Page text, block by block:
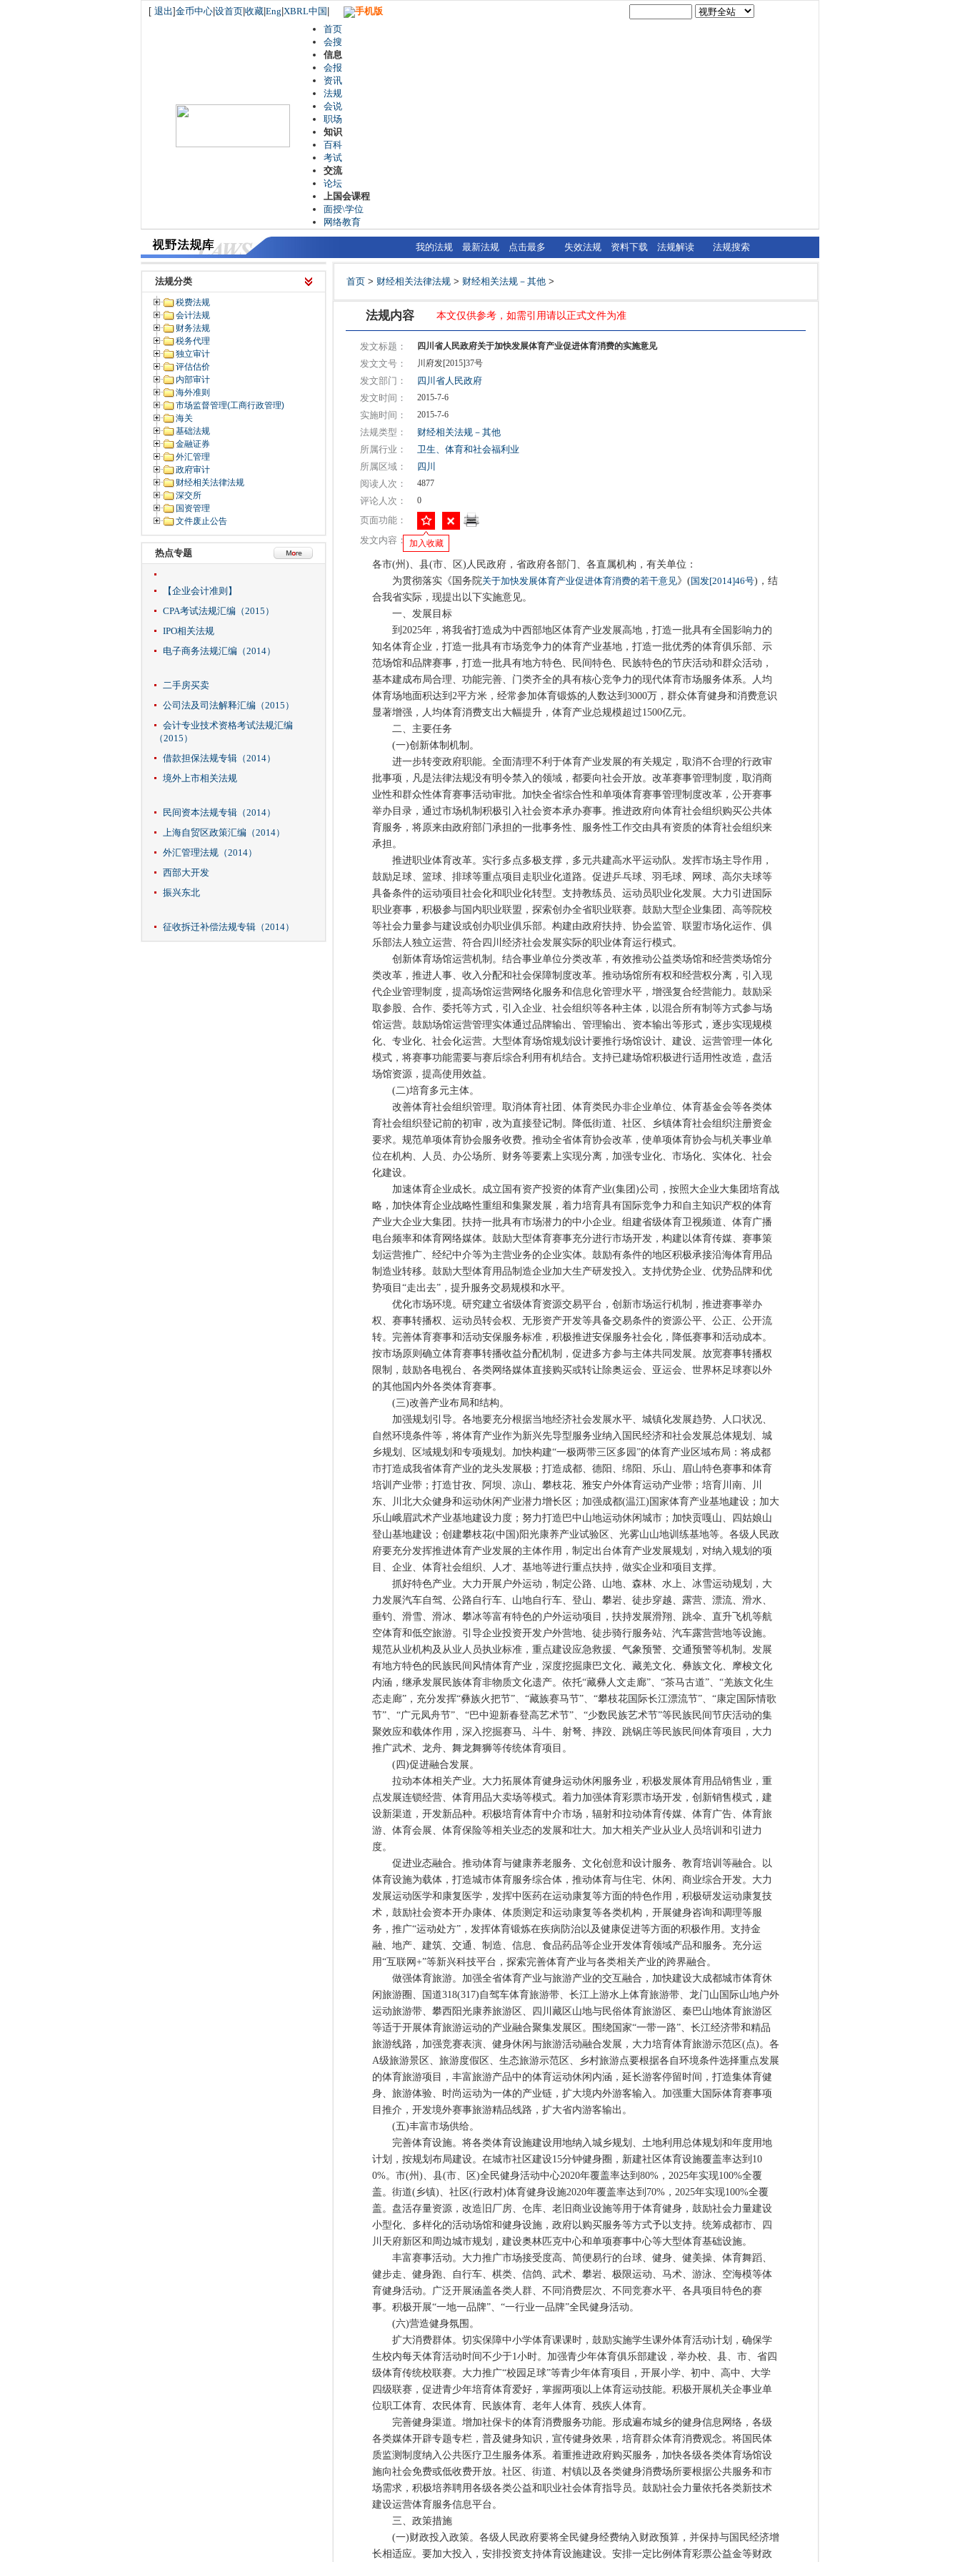
[ 退出]金币中心 设首页 收藏 Eng XBRL中国
手机版
首页
会搜
信息
会报
资讯
法规
会说
职场
知识
百科
考试
交流
论坛
上国会课程
面授\学位
网络教育
我的法规 最新法规 点击最多 失效法规 资料下载 法规解读 法规搜索
法规分类
税费法规
会计法规
财务法规
税务代理
独立审计
评估估价
内部审计
海外准则
市场监督管理(工商行政管理)
海关
基础法规
金融证券
外汇管理
政府审计
财经相关法律法规
深交所
国资管理
文件废止公告
热点专题
【企业会计准则】
CPA考试法规汇编（2015）
IPO相关法规
电子商务法规汇编（2014）
二手房买卖
公司法及司法解释汇编（2015）
会计专业技术资格考试法规汇编
（2015）
借款担保法规专辑（2014）
境外上市相关法规
民间资本法规专辑（2014）
上海自贸区政策汇编（2014）
外汇管理法规（2014）
西部大开发
振兴东北
征收拆迁补偿法规专辑（2014）
首页 > 财经相关法律法规 > 财经相关法规－其他 >
法规内容 本文仅供参考，如需引用请以正式文件为准
发文标题： 四川省人民政府关于加快发展体育产业促进体育消费的实施意见
发文文号： 川府发[2015]37号
发文部门：
四川省人民政府
发文时间：
2015-7-6
实施时间： 2015-7-6
法规类型：
财经相关法规－其他
所属行业：
卫生、体育和社会福利业
所属区域：
四川
阅读人次：
4877
评论人次： 0
页面功能：
加入收藏
发文内容：
各市(州)、县(市、区)人民政府，省政府各部门、各直属机构，有关单位：
为贯彻落实《国务院关于加快发展体育产业促进体育消费的若干意见》(国发[2014]46号)，结
合我省实际，现提出以下实施意见。
一、发展目标
到2025年，将我省打造成为中西部地区体育产业发展高地，打造一批具有全国影响力的
知名体育企业，打造一批具有市场竞争力的体育产业基地，打造一批优秀的体育俱乐部、示
范场馆和品牌赛事，打造一批具有地方特色、民间特色、民族特色的节庆活动和群众活动，
基本建成布局合理、功能完善、门类齐全的具有核心竞争力的现代体育市场服务体系。人均
体育场地面积达到2平方米，经常参加体育锻炼的人数达到3000万，群众体育健身和消费意识
显著增强，人均体育消费支出大幅提升，体育产业总规模超过1500亿元。
二、主要任务
(一)创新体制机制。
进一步转变政府职能。全面清理不利于体育产业发展的有关规定，取消不合理的行政审
批事项，凡是法律法规没有明令禁入的领域，都要向社会开放。改革赛事管理制度，取消商
业性和群众性体育赛事活动审批。加快全省综合性和单项体育赛事管理制度改革，公开赛事
举办目录，通过市场机制积极引入社会资本承办赛事。推进政府向体育社会组织购买公共体
育服务，将原来由政府部门承担的一批事务性、服务性工作交由具有资质的体育社会组织来
承担。
推进职业体育改革。实行多点多极支撑，多元共建高水平运动队。发挥市场主导作用，
鼓励足球、篮球、排球等重点项目走职业化道路。促进乒乓球、羽毛球、网球、高尔夫球等
具备条件的运动项目社会化和职业化转型。支持教练员、运动员职业化发展。大力引进国际
职业赛事，积极参与国内职业联盟，探索创办全省职业联赛。鼓励大型企业集团、高等院校
等社会力量参与建设或创办职业俱乐部。构建由政府扶持、协会监管、联盟市场化运作、俱
乐部法人独立运营、符合四川经济社会发展实际的职业体育运行模式。
创新体育场馆运营机制。结合事业单位分类改革，有效推动公益类场馆和经营类场馆分
类改革，推进人事、收入分配和社会保障制度改革。推动场馆所有权和经营权分离，引入现
代企业管理制度，提高场馆运营网络化服务和信息化管理水平，增强复合经营能力。鼓励采
取参股、合作、委托等方式，引入企业、社会组织等各种主体，以混合所有制等方式参与场
馆运营。鼓励场馆运营管理实体通过品牌输出、管理输出、资本输出等形式，逐步实现规模
化、专业化、社会化运营。大型体育场馆规划设计要推行场馆设计、建设、运营管理一体化
模式，将赛事功能需要与赛后综合利用有机结合。支持已建场馆积极进行适用性改造，盘活
场馆资源，提高使用效益。
(二)培育多元主体。
改善体育社会组织管理。取消体育社团、体育类民办非企业单位、体育基金会等各类体
育社会组织登记前的初审，改为直接登记制。降低街道、社区、乡镇体育社会组织注册资金
要求。规范单项体育协会服务收费。推动全省体育协会改革，使单项体育协会与机关事业单
位在机构、人员、办公场所、财务等要素上实现分离，加强专业化、市场化、实体化、社会
化建设。
加速体育企业成长。成立国有资产投资的体育产业(集团)公司，按照大企业大集团培育战
略，加快体育企业战略性重组和集聚发展，着力培育具有国际竞争力和自主知识产权的体育
产业大企业大集团。扶持一批具有市场潜力的中小企业。组建省级体育卫视频道、体育广播
电台频率和体育网络媒体。鼓励大型体育赛事充分进行市场开发，构建以体育传媒、赛事策
划运营推广、经纪中介等为主营业务的企业实体。鼓励有条件的地区积极承接沿海体育用品
制造业转移。鼓励大型体育用品制造企业加大生产研发投入。支持优势企业、优势品牌和优
势项目“走出去”，提升服务交易规模和水平。
优化市场环境。研究建立省级体育资源交易平台，创新市场运行机制，推进赛事举办
权、赛事转播权、运动员转会权、无形资产开发等具备交易条件的资源公平、公正、公开流
转。完善体育赛事和活动安保服务标准，积极推进安保服务社会化，降低赛事和活动成本。
按市场原则确立体育赛事转播收益分配机制，促进多方参与主体共同发展。放宽赛事转播权
限制，鼓励各电视台、各类网络媒体直接购买或转让除奥运会、亚运会、世界杯足球赛以外
的其他国内外各类体育赛事。
(三)改善产业布局和结构。
加强规划引导。各地要充分根据当地经济社会发展水平、城镇化发展趋势、人口状况、
自然环境条件等，将体育产业作为新兴先导型服务业纳入国民经济和社会发展总体规划、城
乡规划、区域规划和专项规划。加快构建“一极两带三区多园”的体育产业区域布局：将成都
市打造成我省体育产业的龙头发展极；打造成都、德阳、绵阳、乐山、眉山特色赛事和体育
培训产业带；打造甘孜、阿坝、凉山、攀枝花、雅安户外体育运动产业带；培育川南、川
东、川北大众健身和运动休闲产业潜力增长区；加强成都(温江)国家体育产业基地建设；加大
乐山峨眉武术产业基地建设力度；努力打造巴中山地运动休闲城市；加快贡嘎山、四姑娘山
登山基地建设；创建攀枝花(中国)阳光康养产业试验区、光雾山山地训练基地等。各级人民政
府要充分发挥推进体育产业发展的主体作用，制定出台体育产业发展规划，对纳入规划的项
目、企业、体育社会组织、人才、基地等进行重点扶持，做实企业和项目支撑。
抓好特色产业。大力开展户外运动，制定公路、山地、森林、水上、冰雪运动规划，大
力发展汽车自驾、公路自行车、山地自行车、登山、攀岩、徒步穿越、露营、漂流、滑水、
垂钓、滑雪、滑冰、攀冰等富有特色的户外运动项目，扶持发展滑翔、跳伞、直升飞机等航
空体育和低空旅游。引导企业投资开发户外营地、徒步骑行服务站、汽车露营营地等设施。
规范从业机构及从业人员执业标准，重点建设应急救援、气象预警、交通预警等机制。发展
有地方特色的民族民间风情体育产业，深度挖掘康巴文化、藏羌文化、彝族文化、摩梭文化
内涵，继承发展民族体育非物质文化遗产。依托“藏彝人文走廊”、“茶马古道”、“羌族文化生
态走廊”，充分发挥“彝族火把节”、“藏族赛马节”、“攀枝花国际长江漂流节”、“康定国际情歌
节”、“广元凤舟节”、“巴中迎新春登高艺术节”、“少数民族艺术节”等民族民间节庆活动的集
聚效应和载体作用，深入挖掘赛马、斗牛、射弩、摔跤、跳锅庄等民族民间体育项目，大力
推广武术、龙舟、舞龙舞狮等传统体育项目。
(四)促进融合发展。
拉动本体相关产业。大力拓展体育健身运动休闲服务业，积极发展体育用品销售业，重
点发展连锁经营、体育用品大卖场等模式。着力加强体育彩票市场开发，创新销售模式，建
设新渠道，开发新品种。积极培育体育中介市场，辐射和拉动体育传媒、体育广告、体育旅
游、体育会展、体育保险等相关业态的发展和壮大。加大相关产业从业人员培训和引进力
度。
促进业态融合。推动体育与健康养老服务、文化创意和设计服务、教育培训等融合。以
体育设施为载体，打造城市体育服务综合体，推动体育与住宅、休闲、商业综合开发。大力
发展运动医学和康复医学，发挥中医药在运动康复等方面的特色作用，积极研发运动康复技
术，鼓励社会资本开办康体、体质测定和运动康复等各类机构，开展健身咨询和调理等服
务，推广“运动处方”，发挥体育锻炼在疾病防治以及健康促进等方面的积极作用。支持金
融、地产、建筑、交通、制造、信息、食品药品等企业开发体育领域产品和服务。充分运
用“互联网+”等新兴科技平台，探索完善体育产业与各类相关产业的跨界融合。
做强体育旅游。加强全省体育产业与旅游产业的交互融合，加快建设大成都城市体育休
闲旅游圈、国道318(317)自驾车体育旅游带、长江上游水上体育旅游带、龙门山国际山地户外
运动旅游带、攀西阳光康养旅游区、四川藏区山地与民俗体育旅游区、秦巴山地体育旅游区
等适于开展体育旅游运动的产业融合聚集发展区。围绕国家“一带一路”、长江经济带和精品
旅游线路，加强竞赛表演、健身休闲与旅游活动融合发展，大力培育体育旅游示范区(点)。各
A级旅游景区、旅游度假区、生态旅游示范区、乡村旅游点要根据各自环境条件选择重点发展
的体育旅游项目，丰富旅游产品中的体育运动休闲内涵，延长游客停留时间，打造集体育健
身、旅游体验、时尚运动为一体的产业链，扩大境内外游客输入。加强重大国际体育赛事项
目推介，开发境外赛事旅游精品线路，扩大省内游客输出。
(五)丰富市场供给。
完善体育设施。将各类体育设施建设用地纳入城乡规划、土地利用总体规划和年度用地
计划，按规划布局建设。在城市社区建设15分钟健身圈，新建社区体育设施覆盖率达到10
0%。市(州)、县(市、区)全民健身活动中心2020年覆盖率达到80%，2025年实现100%全覆
盖。街道(乡镇)、社区(行政村)体育健身设施2020年覆盖率达到70%，2025年实现100%全覆
盖。盘活存量资源，改造旧厂房、仓库、老旧商业设施等用于体育健身，鼓励社会力量建设
小型化、多样化的活动场馆和健身设施，政府以购买服务等方式予以支持。统筹成都市、四
川天府新区和周边城市规划，建设奥林匹克中心和单项赛事中心等大型体育基础设施。
丰富赛事活动。大力推广市场接受度高、简便易行的台球、健身、健美操、体育舞蹈、
健步走、健身跑、自行车、棋类、信鸽、武术、攀岩、极限运动、马术、游泳、空海模等体
育健身活动。广泛开展涵盖各类人群、不同消费层次、不同竞赛水平、各具项目特色的赛
事。积极开展“一地一品牌”、“一行业一品牌”全民健身活动。
(六)营造健身氛围。
扩大消费群体。切实保障中小学体育课课时，鼓励实施学生课外体育活动计划，确保学
生校内每天体育活动时间不少于1小时。加强青少年体育俱乐部建设，举办校、县、市、省四
级体育传统校联赛。大力推广“校园足球”等青少年体育项目，开展小学、初中、高中、大学
四级联赛，促进青少年培育体育爱好，掌握两项以上体育运动技能。积极开展机关企事业单
位职工体育、农民体育、民族体育、老年人体育、残疾人体育。
完善健身渠道。增加社保卡的体育消费服务功能。形成遍布城乡的健身信息网络，各级
各类媒体开辟专题专栏，普及健身知识，宣传健身效果，培育群众体育消费观念。将国民体
质监测制度纳入公共医疗卫生服务体系。着重推进政府购买服务，加快各级各类体育场馆设
施向社会免费或低收费开放。社区、街道、村镇以及各类健身消费场所要根据公共服务和市
场需求，积极培养聘用各级各类公益和职业社会体育指导员。鼓励社会力量依托各类新技术
建设运营体育服务信息平台。
三、政策措施
(一)财政投入政策。各级人民政府要将全民健身经费纳入财政预算，并保持与国民经济增
长相适应。要加大投入，安排投资支持体育设施建设。安排一定比例体育彩票公益金等财政